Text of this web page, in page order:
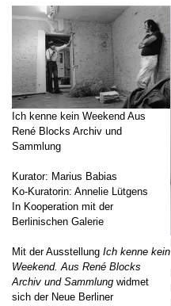
Ich kenne kein Weekend Aus
René Blocks Archiv und
Sammlung
Kurator: Marius Babias
Ko-Kuratorin: Annelie Lütgens
In Kooperation mit der
Berlinischen Galerie
Mit der Ausstellung Ich kenne kein
Weekend. Aus René Blocks
Archiv und Sammlung widmet
sich der Neue Berliner